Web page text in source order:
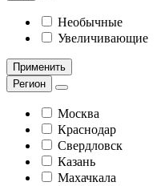
Необычные
Увеличивающие
Применить
Регион
Москва
Краснодар
Свердловск
Казань
Махачкала